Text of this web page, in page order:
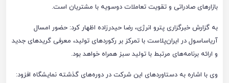
بازارهای صادراتی و تقویت تعاملات دوسویه با مشتریان است.
به گزارش خبرگزاری پترو انرژی، رضا حیدرزاده اظهار کرد: حضور امسال
آریاساسول در ایران‌پلاست با تمرکز بر رکوردهای تولید، معرفی گریدهای جدید
و ارائه برنامه‌های مرتبط با تولید سبز همراه خواهد بود.
وی با اشاره به دستاوردهای این شرکت در دوره‌های گذشته نمایشگاه افزود: